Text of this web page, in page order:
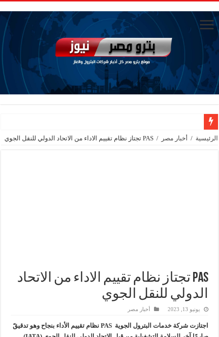
جنوب الوادي القابضة للبترول» تنظم لقاءً توعويًا حول إدارة الأزمات ورفع كفاءة
الرئيسية / أخبار مصر / PAS تجتاز نظام تقييم الاداء من الاتحاد الدولي للنقل الجوي
PAS تجتاز نظام تقييم الاداء من الاتحاد
الدولي للنقل الجوي
يونيو 13, 2023 أخبار مصر
اجتازت شركة خدمات البترول الجوية PAS نظام تقييم الأداء بنجاح وهو تدقيقً